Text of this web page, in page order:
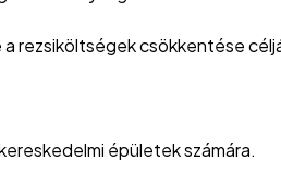
rezsiköltségek csökkentése
épületek számára.